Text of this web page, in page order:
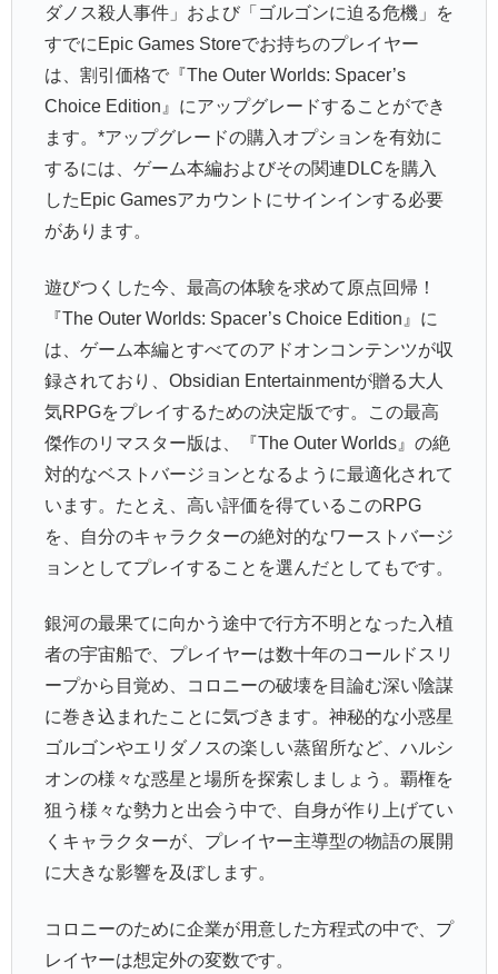
ダノス殺人事件」および「ゴルゴンに迫る危機」を
すでにEpic Games Storeでお持ちのプレイヤー
は、割引価格で『The Outer Worlds: Spacer’s
Choice Edition』にアップグレードすることができ
ます。*アップグレードの購入オプションを有効に
するには、ゲーム本編およびその関連DLCを購入
したEpic Gamesアカウントにサインインする必要
があります。
遊びつくした今、最高の体験を求めて原点回帰！
『The Outer Worlds: Spacer’s Choice Edition』に
は、ゲーム本編とすべてのアドオンコンテンツが収
録されており、Obsidian Entertainmentが贈る大人
気RPGをプレイするための決定版です。この最高
傑作のリマスター版は、『The Outer Worlds』の絶
対的なベストバージョンとなるように最適化されて
います。たとえ、高い評価を得ているこのRPG
を、自分のキャラクターの絶対的なワーストバージ
ョンとしてプレイすることを選んだとしてもです。
銀河の最果てに向かう途中で行方不明となった入植
者の宇宙船で、プレイヤーは数十年のコールドスリ
ープから目覚め、コロニーの破壊を目論む深い陰謀
に巻き込まれたことに気づきます。神秘的な小惑星
ゴルゴンやエリダノスの楽しい蒸留所など、ハルシ
オンの様々な惑星と場所を探索しましょう。覇権を
狙う様々な勢力と出会う中で、自身が作り上げてい
くキャラクターが、プレイヤー主導型の物語の展開
に大きな影響を及ぼします。
コロニーのために企業が用意した方程式の中で、プ
レイヤーは想定外の変数です。